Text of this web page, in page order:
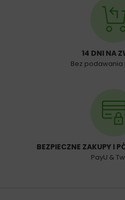
14 DNI NA
Bez podawania
BEZPIECZNE ZAKUPY I
PayU &